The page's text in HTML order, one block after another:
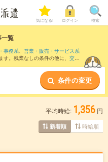
気になる! ログイン 検索
覧
事務系、 営業・販売・サービス系
。残業なしの条件の他に、 交通
条件の変更
平均時給: 1,356 円
新着順 時給順